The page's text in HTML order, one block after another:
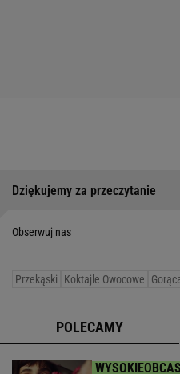
Dziękujemy za przeczytanie
Obserwuj nas
Przekąski Koktajle Owocowe
POLECAMY